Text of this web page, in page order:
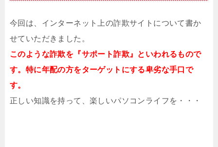
今回は、インターネット上の詐欺サイトについて書か
せていただきました。
このような詐欺を『サポート詐欺』といわれるもので
す。特に年配の方をターゲットにする卑劣な手口で
す。
正しい知識を持って、楽しいパソコンライフを・・・